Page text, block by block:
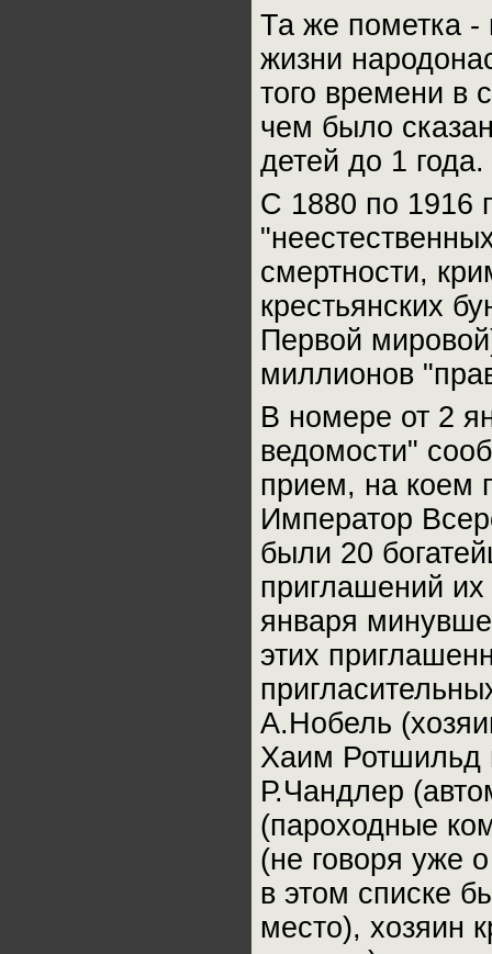
Та же пометка -
жизни
того времени в
чем было
детей до 1 года.
С 1880 по 1916
смертности,
крестьянских
Первой
миллионов
В номере от 2
ведомости"
прием, на коем
Император
были 20
приглашений
января
этих
А.Нобель
Хаим Ротшильд
Р.Чандлер
(пароходные
(не говоря уже
в этом списке
место), хозяин